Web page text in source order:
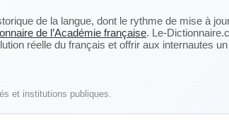
de la langue, dont le rythme de mise à
de l’Académie française. Le-
réelle du français et offrir aux internautes
et institutions publiques.